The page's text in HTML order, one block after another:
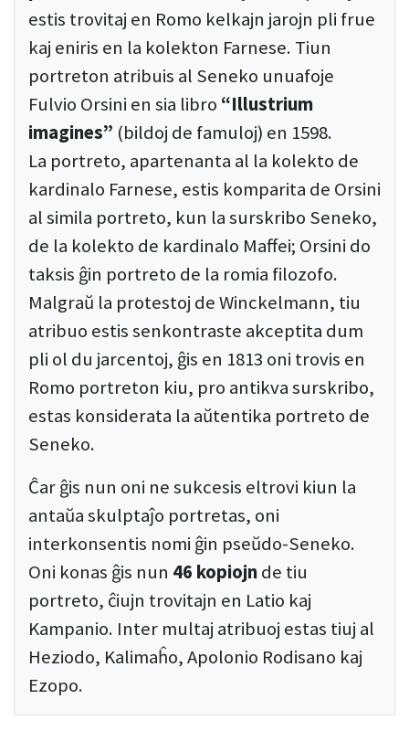
estis trovitaj en Romo kelkajn jarojn pli frue
kaj eniris en la kolekton Farnese. Tiun
portreton atribuis al Seneko unuafoje
Fulvio Orsini en sia libro “Illustrium
imagines” (bildoj de famuloj) en 1598.
La portreto, apartenanta al la kolekto de
kardinalo Farnese, estis komparita de Orsini
al simila portreto, kun la surskribo Seneko,
de la kolekto de kardinalo Maffei; Orsini do
taksis ĝin portreto de la romia filozofo.
Malgraŭ la protestoj de Winckelmann, tiu
atribuo estis senkontraste akceptita dum
pli ol du jarcentoj, ĝis en 1813 oni trovis en
Romo portreton kiu, pro antikva surskribo,
estas konsiderata la aŭtentika portreto de
Seneko.
Ĉar ĝis nun oni ne sukcesis eltrovi kiun la
antaŭa skulptaĵo portretas, oni
interkonsentis nomi ĝin pseŭdo-Seneko.
Oni konas ĝis nun 46 kopiojnde tiu
portreto, ĉiujn trovitajn en Latio kaj
Kampanio. Inter multaj atribuoj estas tiuj al
Heziodo, Kalimaĥo, Apolonio Rodisano kaj
Ezopo.